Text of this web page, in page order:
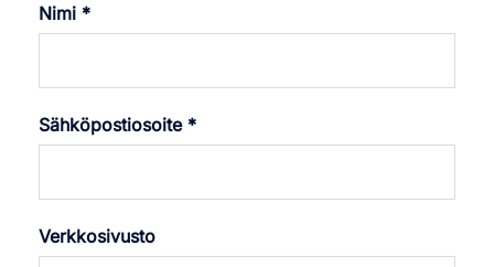
Nimi *
Sähköpostiosoite *
Verkkosivusto